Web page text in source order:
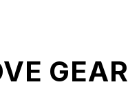
GEAR